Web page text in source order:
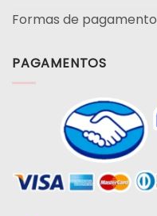
Formas de pagamento
PAGAMENTOS